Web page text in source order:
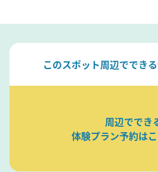
このスポット周辺ででき
周辺ででき
体験プラン予約は